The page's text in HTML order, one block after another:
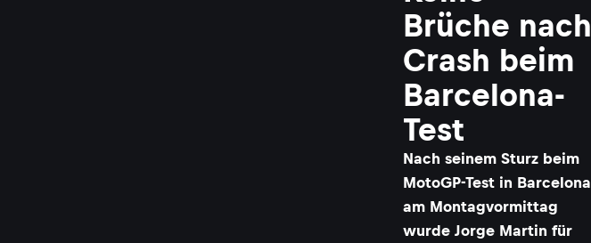
Brüche nach
Crash beim
Barcelona-
Test
Nach seinem Sturz beim
MotoGP-Test in Barcelona
am Montagvormittag
wurde Jorge Martin für